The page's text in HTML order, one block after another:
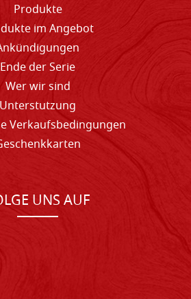
Produkte
im Angebot
Ende der Serie
Wer wir sind
Unterstutzung
Verkaufsbedingungen
UNS AUF